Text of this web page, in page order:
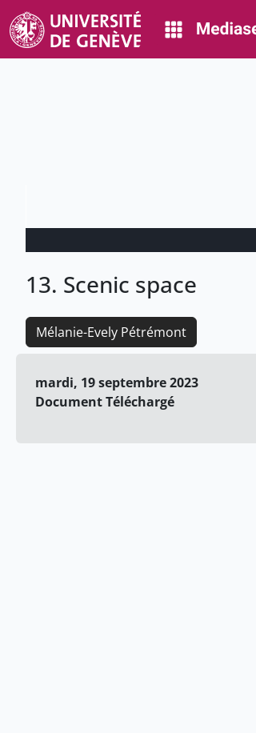
13. Scenic space
Mélanie-Evely Pétrémont
mardi, 19 septembre 2023
Document Téléchargé